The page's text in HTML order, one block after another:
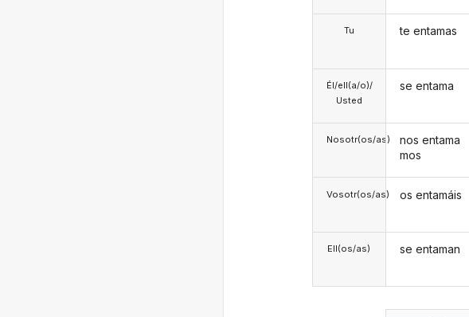
Tu
Él/ell(a/o)/
Usted
Nosotr(os/as)
Vosotr(os/as)
Ell(os/as)
te entamas
se entama
nos entama
mos
os entamáis
se entaman